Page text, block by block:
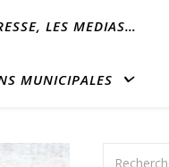
LES MEDIAS…
MUNICIPALES